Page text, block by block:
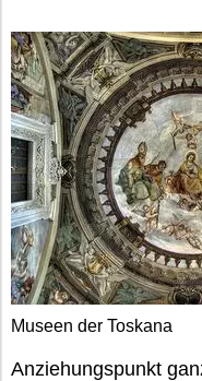
Museen der Toskana
Anziehungspunkt